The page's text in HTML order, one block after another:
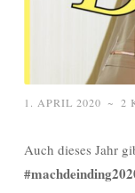
1. APRIL 2020 ~ 2
Auch dieses Jahr